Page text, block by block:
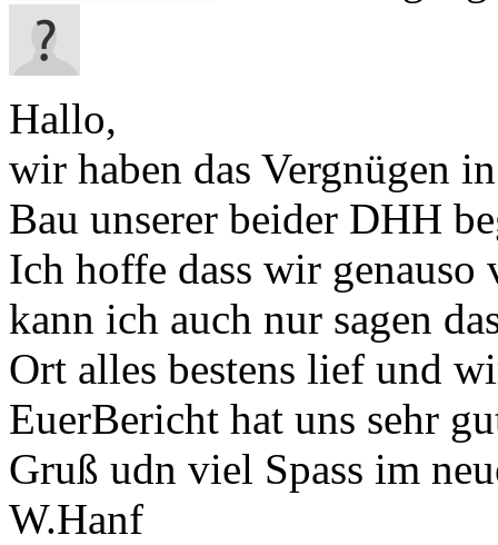
Hallo,
wir haben das Vergnügen
Bau unserer beider DHH
Ich hoffe dass wir
kann ich auch nur sagen
Ort alles bestens lief und
EuerBericht hat uns sehr
Gruß udn viel Spass im
W.Hanf